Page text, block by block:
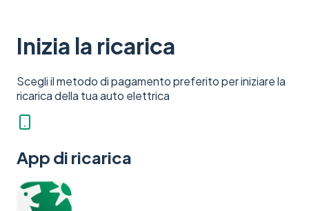
Inizia la ricarica
Scegli il metodo di pagamento preferito per iniziare la
ricarica della tua auto elettrica
App di ricarica